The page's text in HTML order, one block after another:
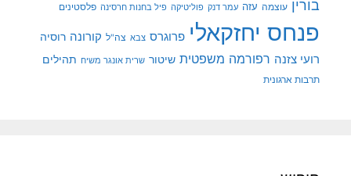
בורין עוצמה עזה עמר דנק פוליטיקה פיל בחנות חרסינה פלסטינים
פנחס יחזקאלי פרוגרס צבא צה"ל קורונה רוסיה
רועי צזנה רפורמה משפטית שיטור שרית אונגר משיח תהילים
תרבות ארגונית